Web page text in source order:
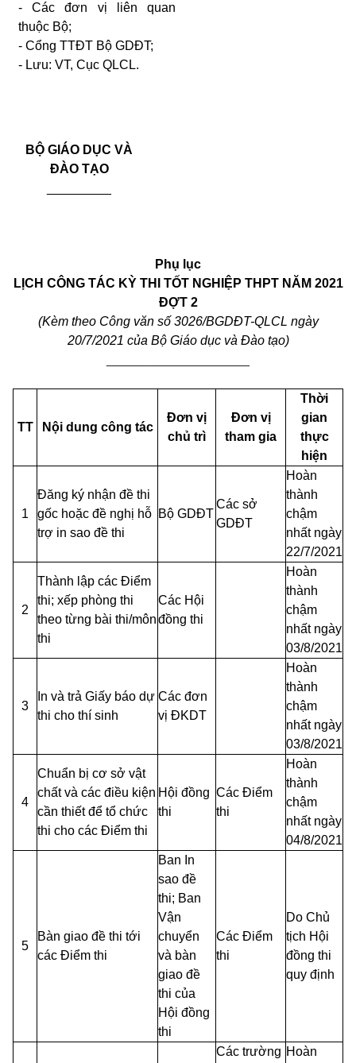
- Các đơn vị liên quan
thuộc Bộ;
- Cổng TTĐT Bộ GDĐT;
- Lưu: VT, Cục QLCL.
BỘ GIÁO DỤC VÀ
ĐÀO TẠO
Phụ lục
LỊCH CÔNG TÁC KỲ THI TỐT NGHIỆP THPT NĂM 2021
ĐỢT 2
(Kèm theo Công văn số 3026/BGDĐT-QLCL ngày
20/7/2021 của Bộ Giáo dục và Đào tạo)
TT Nội dung công tác
Đơn vị
chủ trì
Đơn vị
tham gia
Thời
gian
thực
hiện
1
Đăng ký nhận đề thi
gốc hoặc đề nghị hỗ
trợ in sao đề thi
Bộ GDĐT
Các sở
GDĐT
Hoàn
thành
chậm
nhất ngày
22/7/2021
2
Thành lập các Điểm
thi; xếp phòng thi
theo từng bài thi/môn
thi
Các Hội
đồng thi
Hoàn
thành
chậm
nhất ngày
03/8/2021
3
In và trả Giấy báo dự
thi cho thí sinh
Các đơn
vị ĐKDT
Hoàn
thành
chậm
nhất ngày
03/8/2021
4
Chuẩn bị cơ sở vật
chất và các điều kiện
cần thiết để tổ chức
thi cho các Điểm thi
Hội đồng
thi
Các Điểm
thi
Hoàn
thành
chậm
nhất ngày
04/8/2021
5
Bàn giao đề thi tới
các Điểm thi
Ban In
sao đề
thi; Ban
Vận
chuyển
và bàn
giao đề
thi của
Hội đồng
thi
Các Điểm
thi
Do Chủ
tịch Hội
đồng thi
quy định
Các trường Hoàn